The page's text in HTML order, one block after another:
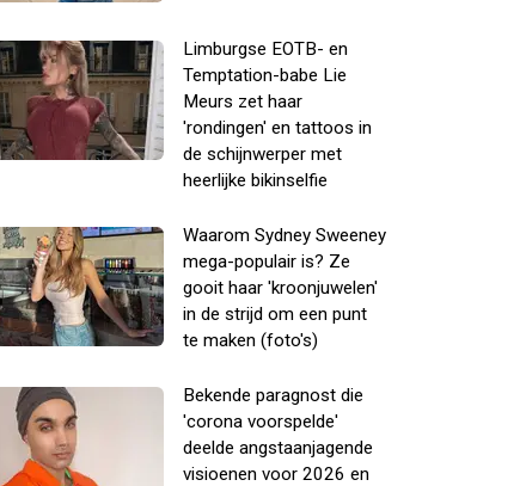
Limburgse EOTB- en
Temptation-babe Lie
Meurs zet haar
'rondingen' en tattoos in
de schijnwerper met
heerlijke bikinselfie
Waarom Sydney Sweeney
mega-populair is? Ze
gooit haar 'kroonjuwelen'
in de strijd om een punt
te maken (foto's)
Bekende paragnost die
'corona voorspelde'
deelde angstaanjagende
visioenen voor 2026 en